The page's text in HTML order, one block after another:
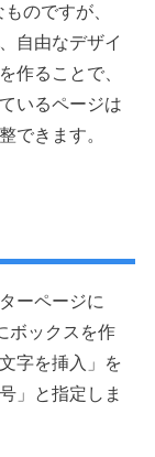
のですが、
自由なデザイ
作ることで、
いるページは
できます。
ーページに
ボックスを作
字を挿入」を
」と指定しま